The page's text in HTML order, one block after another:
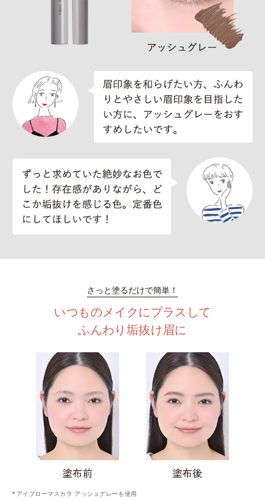
さっと塗るだけで簡単！
いつものメイクにプラスして
ふんわり垢抜け眉に
アイブローマスカラ アッシュグレーを使用